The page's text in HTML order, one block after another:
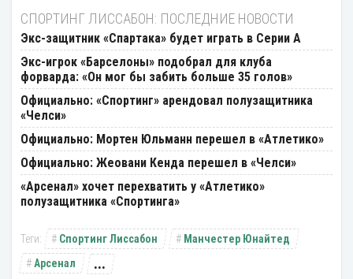
СПОРТИНГ ЛИССАБОН: ПОСЛЕДНИЕ НОВОСТИ
Экс-защитник «Спартака» будет играть в Серии А
Экс-игрок «Барселоны» подобрал для клуба
форварда: «Он мог бы забить больше 35 голов»
Официально: «Спортинг» арендовал полузащитника
«Челси»
Официально: Мортен Юльманн перешел в «Атлетико»
Официально: Жеовани Кенда перешел в «Челси»
«Арсенал» хочет перехватить у «Атлетико»
полузащитника «Спортинга»
Спортинг Лиссабон
Манчестер Юнайтед
Арсенал
...